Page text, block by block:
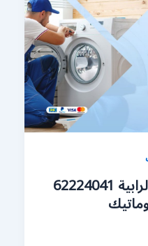
خدمة صيانة غسالات الرابية 62224041